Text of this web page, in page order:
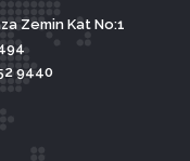
Zemin Kat No:1
9440